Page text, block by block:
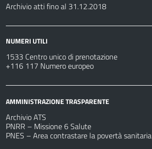
Archivio atti fino al 31.12.2018
NUMERI UTILI
1533 Centro unico di prenotazione
+116 117 Numero europeo
AMMINISTRAZIONE TRASPARENTE
Archivio ATS
PNRR – Missione 6 Salute
PNES – Area contrastare la povertà sanitaria